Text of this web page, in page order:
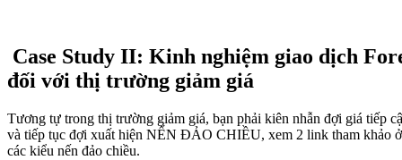
Case Study II: Kinh nghiệm giao dịch
đối với thị trường giảm giá
Tương tự trong thị trường giảm giá, bạn phải kiên nhẫn đợi giá tiếp
và tiếp tục đợi xuất hiện NẾN ĐẢO CHIỀU, xem 2 link tham khảo
các kiểu nến đảo chiều.